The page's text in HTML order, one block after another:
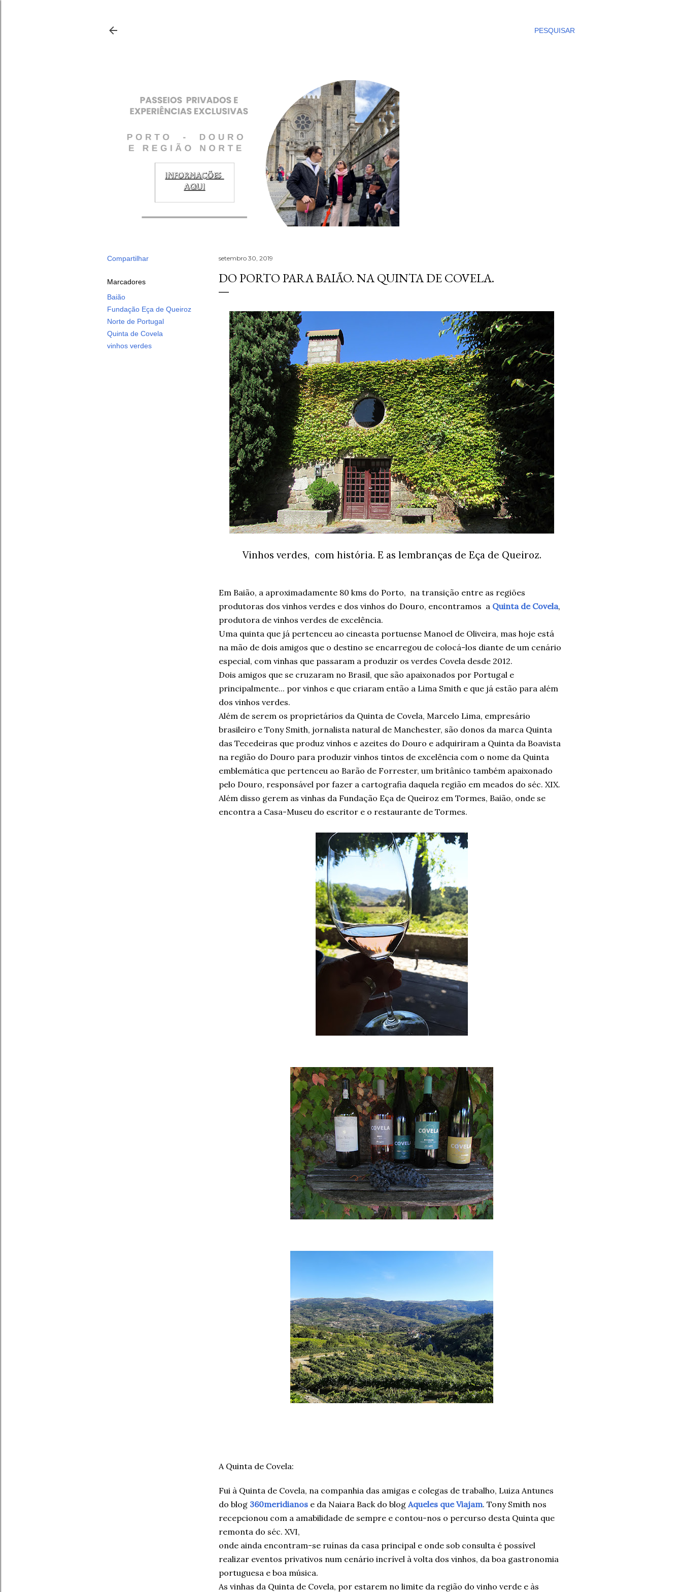
PESQUISAR
Compartilhar
Marcadores
Baião
Fundação Eça de Queiroz
Norte de Portugal
Quinta de Covela
vinhos verdes
setembro 30, 2019
DO PORTO PARA BAIÃO. NA QUINTA DE COVELA.
Vinhos verdes, com história. E as lembranças de Eça de Queiroz.
Em Baião, a aproximadamente 80 kms do Porto, na transição entre as regiões
produtoras dos vinhos verdes e dos vinhos do Douro, encontramos a Quinta de Covela,
produtora de vinhos verdes de excelência.
Uma quinta que já pertenceu ao cineasta portuense Manoel de Oliveira, mas hoje está
na mão de dois amigos que o destino se encarregou de colocá-los diante de um cenário
especial, com vinhas que passaram a produzir os verdes Covela desde 2012.
Dois amigos que se cruzaram no Brasil, que são apaixonados por Portugal e
principalmente... por vinhos e que criaram então a Lima Smith e que já estão para além
dos vinhos verdes.
Além de serem os proprietários da Quinta de Covela, Marcelo Lima, empresário
brasileiro e Tony Smith, jornalista natural de Manchester, são donos da marca Quinta
das Tecedeiras que produz vinhos e azeites do Douro e adquiriram a Quinta da Boavista
na região do Douro para produzir vinhos tintos de excelência com o nome da Quinta
emblemática que pertenceu ao Barão de Forrester, um britânico também apaixonado
pelo Douro, responsável por fazer a cartografia daquela região em meados do séc. XIX.
Além disso gerem as vinhas da Fundação Eça de Queiroz em Tormes, Baião, onde se
encontra a Casa-Museu do escritor e o restaurante de Tormes.
A Quinta de Covela:
Fui à Quinta de Covela, na companhia das amigas e colegas de trabalho, Luiza Antunes
do blog 360meridianos e da Naiara Back do blog Aqueles que Viajam. Tony Smith nos
recepcionou com a amabilidade de sempre e contou-nos o percurso desta Quinta que
remonta do séc. XVI,
onde ainda encontram-se ruínas da casa principal e onde sob consulta é possível
realizar eventos privativos num cenário incrível à volta dos vinhos, da boa gastronomia
portuguesa e boa música.
As vinhas da Quinta de Covela, por estarem no limite da região do vinho verde e às